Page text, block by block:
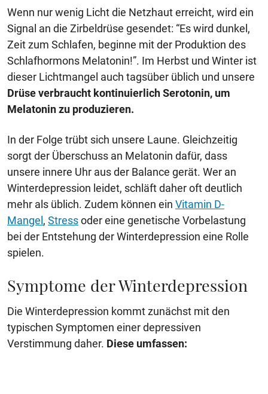
Wenn nur wenig Licht die Netzhaut erreicht, wird ein
Signal an die Zirbeldrüse gesendet: “Es wird dunkel,
Zeit zum Schlafen, beginne mit der Produktion des
Schlafhormons Melatonin!”. Im Herbst und Winter ist
dieser Lichtmangel auch tagsüber üblich und unsere
Drüse verbraucht kontinuierlich Serotonin, um
Melatonin zu produzieren.
In der Folge trübt sich unsere Laune. Gleichzeitig
sorgt der Überschuss an Melatonin dafür, dass
unsere innere Uhr aus der Balance gerät. Wer an
Winterdepression leidet, schläft daher oft deutlich
mehr als üblich. Zudem können ein Vitamin D-
Mangel , Stressoder eine genetische Vorbelastung
bei der Entstehung der Winterdepression eine Rolle
spielen.
Symptome der Winterdepression
Die Winterdepression kommt zunächst mit den
typischen Symptomen einer depressiven
Verstimmung daher. Diese umfassen: